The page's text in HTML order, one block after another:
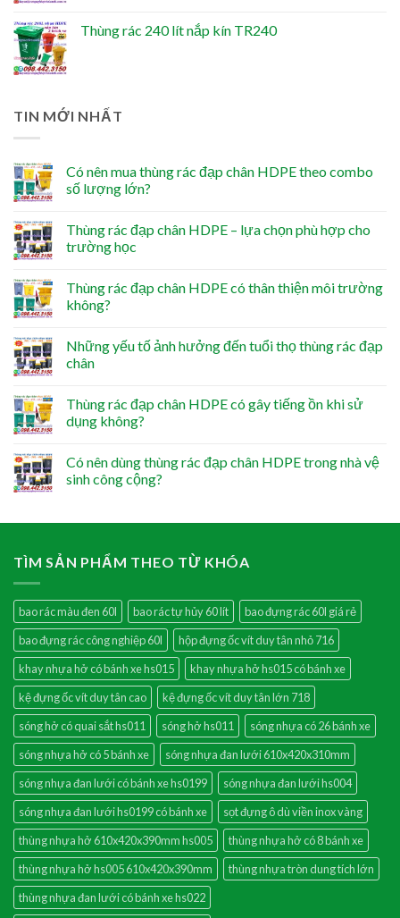
Thùng rác 240 lít nắp kín TR240
TIN MỚI NHẤT
Có nên mua thùng rác đạp chân HDPE theo combo
số lượng lớn?
Thùng rác đạp chân HDPE – lựa chọn phù hợp cho
trường học
Thùng rác đạp chân HDPE có thân thiện môi trường
không?
Những yếu tố ảnh hưởng đến tuổi thọ thùng rác đạp
chân
Thùng rác đạp chân HDPE có gây tiếng ồn khi sử
dụng không?
Có nên dùng thùng rác đạp chân HDPE trong nhà vệ
sinh công cộng?
TÌM SẢN PHẨM THEO TỪ KHÓA
bao rác màu đen 60l bao rác tự hủy 60 lít
bao đựng rác 60l giá rẻ
bao đựng rác công nghiệp 60l
hộp đựng ốc vít duy tân nhỏ 716
khay nhựa hở có bánh xe hs015
khay nhựa hở hs015 có bánh xe
kệ đựng ốc vít duy tân cao
kệ đựng ốc vít duy tân lớn 718
sóng hở có quai sắt hs011
sóng hở hs011
sóng nhựa có 26 bánh xe
sóng nhựa hở có 5 bánh xe
sóng nhựa đan lưới 610x420x310mm
sóng nhựa đan lưới có bánh xe hs0199
sóng nhựa đan lưới hs004
sóng nhựa đan lưới hs0199 có bánh xe
sọt đựng ô dù viền inox vàng
thùng nhựa hở 610x420x390mm hs005
thùng nhựa hở có 8 bánh xe
thùng nhựa hở hs005 610x420x390mm
thùng nhựa tròn dung tích lớn
thùng nhựa đan lưới có bánh xe hs022